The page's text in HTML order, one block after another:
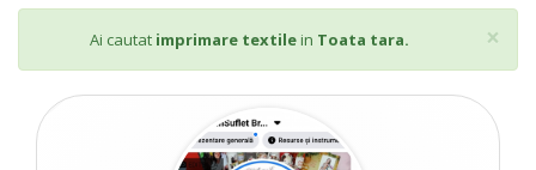
×
Ai cautat imprimare textilein Toata tara.